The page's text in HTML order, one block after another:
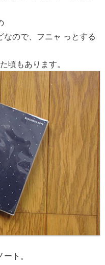
なので、フニャ っとする
頃もあります。
ト。